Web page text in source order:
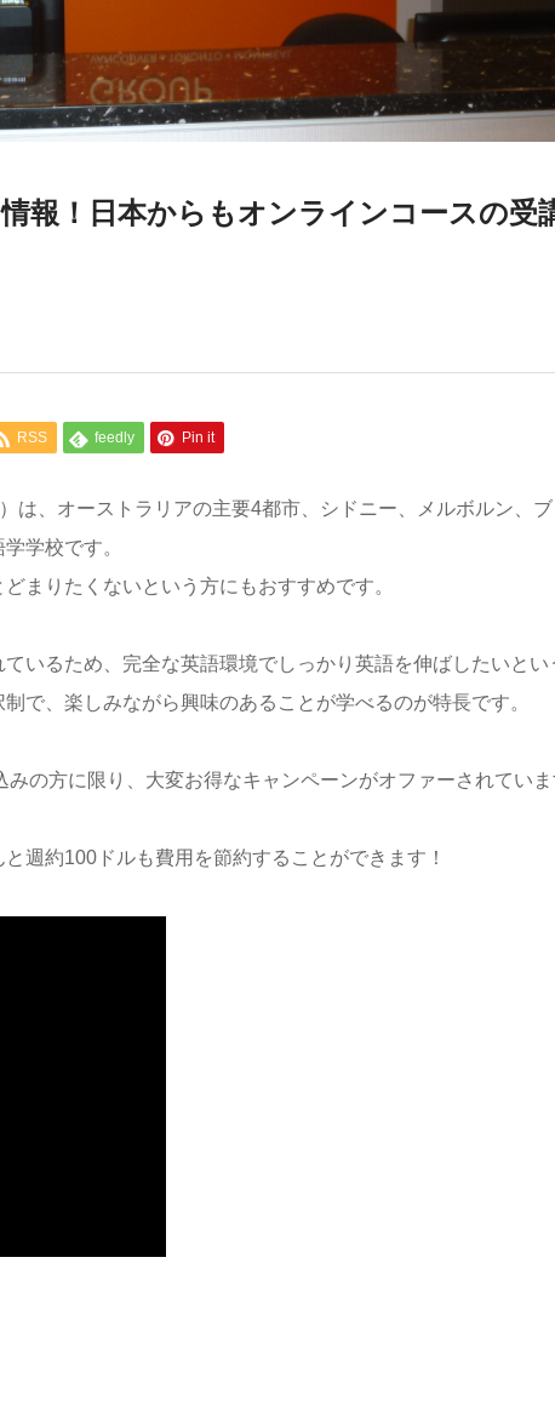
報！日本からもオンラインコースの受
RSS feedly Pin it
は、オーストラリアの主要4都市、シドニー、メルボルン、
学校です。
まりたくないという方にもおすすめです。
いるため、完全な英語環境でしっかり英語を伸ばしたいとい
で、 楽しみながら興味のあることが学べるのが特長です。
の方に限り、大変お得なキャンペーンがオファーされてい
週約100ドルも費用を節約することができます！